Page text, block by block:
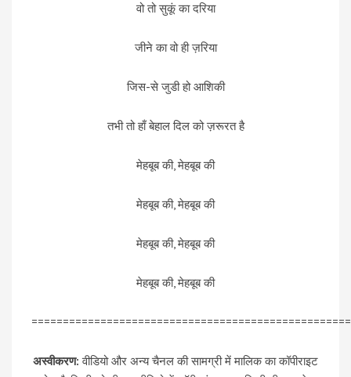
वो तो सुकूं का दरिया
जीने का वो ही ज़रिया
जिस-से जुडी हो आशिकी
तभी तो हाँ बेहाल दिल को ज़रूरत है
मेहबूब की, मेहबूब की
मेहबूब की, मेहबूब की
मेहबूब की, मेहबूब की
मेहबूब की, मेहबूब की
अस्वीकरण: वीडियो और अन्य चैनल की सामग्री में मालिक का कॉपीराइट